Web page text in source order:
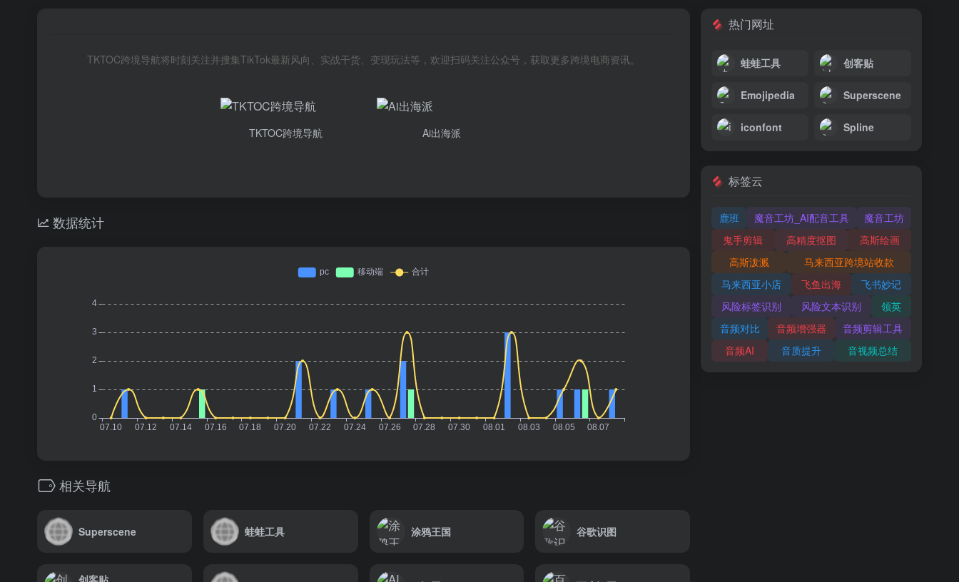
TKTOC跨境导航将时刻关注并搜集TikTok最新风向、实战干货、变现玩法等，欢迎扫码关注公众号，获取更多跨境电商资讯。
TKTOC跨境导航 Ai出海派
数据统计
相关导航
Superscene 蛙蛙工具 涂鸦王国 谷歌识图
创客贴
热门网址
蛙蛙工具 创客贴
Emojipedia Superscene
iconfont Spline
标签云
鹿班 魔音工坊_AI配音工具
魔音工坊
鬼手剪辑
高精度抠图
高斯绘画
高斯泼溅
马来西亚跨境站收款
马来西亚小店
飞鱼出海
飞书妙记
风险标签识别
风险文本识别
领英
音频对比
音频增强器
音频剪辑工具
音频AI
音质提升 音视频总结